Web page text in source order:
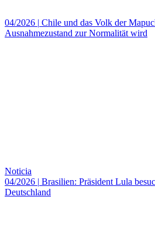
04/2026 | Chile und das Volk der
Ausnahmezustand zur Normalität wird
Noticia
04/2026 | Brasilien: Präsident Lula
Deutschland